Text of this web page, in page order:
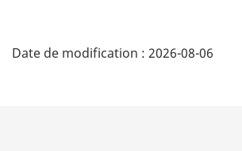
é
Date de modification : 2026-08-06